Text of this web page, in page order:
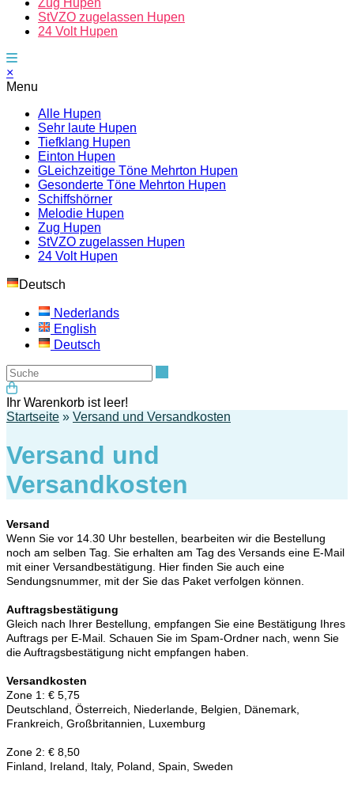
Zug Hupen
StVZO zugelassen Hupen
24 Volt Hupen
×
Menu
Alle Hupen
Sehr laute Hupen
Tiefklang Hupen
Einton Hupen
GLeichzeitige Töne Mehrton Hupen
Gesonderte Töne Mehrton Hupen
Schiffshörner
Melodie Hupen
Zug Hupen
StVZO zugelassen Hupen
24 Volt Hupen
Deutsch
Nederlands
English
Deutsch
Ihr Warenkorb ist leer!
Startseite » Versand und Versandkosten
Versand und
Versandkosten
Versand
Wenn Sie vor 14.30 Uhr bestellen, bearbeiten wir die Bestellung
noch am selben Tag. Sie erhalten am Tag des Versands eine E-Mail
mit einer Versandbestätigung. Hier finden Sie auch eine
Sendungsnummer, mit der Sie das Paket verfolgen können.
Auftragsbestätigung
Gleich nach Ihrer Bestellung, empfangen Sie eine Bestätigung Ihres
Auftrags per E-Mail. Schauen Sie im Spam-Ordner nach, wenn Sie
die Auftragsbestätigung nicht empfangen haben.
Versandkosten
Zone 1: € 5,75
Deutschland, Österreich, Niederlande, Belgien, Dänemark,
Frankreich, Großbritannien, Luxemburg
Zone 2: € 8,50
Finland, Ireland, Italy, Poland, Spain, Sweden